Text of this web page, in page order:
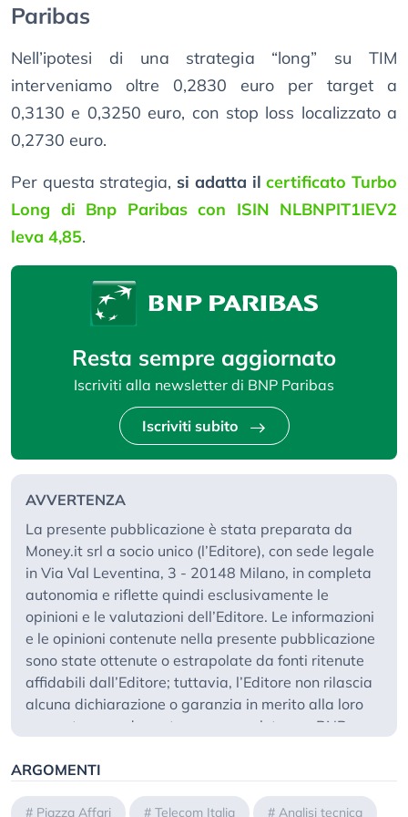
Paribas
Nell’ipotesi di una strategia “long” su TIM
interveniamo oltre 0,2830 euro per target a
0,3130 e 0,3250 euro, con stop loss localizzato a
0,2730 euro.
Per questa strategia, si adatta ilcertificato Turbo
Long di Bnp Paribas con ISIN NLBNPIT1IEV2
leva 4,85.
Resta sempre aggiornato
Iscriviti alla newsletter di BNP Paribas
Iscriviti subito
AVVERTENZA
La presente pubblicazione è stata preparata da
Money.it srl a socio unico (l’Editore), con sede legale
in Via Val Leventina, 3 - 20148 Milano, in completa
autonomia e riflette quindi esclusivamente le
opinioni e le valutazioni dell’Editore. Le informazioni
e le opinioni contenute nella presente pubblicazione
sono state ottenute o estrapolate da fonti ritenute
affidabili dall’Editore; tuttavia, l’Editore non rilascia
alcuna dichiarazione o garanzia in merito alla loro
accuratezza, adeguatezza o completezza. BNP
assumono alcuna responsabilità per il relativo
contenuto. Gli scenari, le presunzioni di calcolo, i dati
ARGOMENTI
# Piazza Affari # Telecom Italia # Analisi tecnica